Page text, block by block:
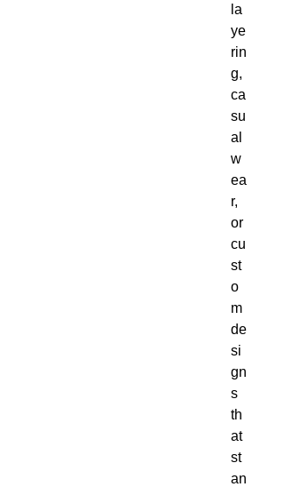
la
ye
rin
g,
ca
su
al
w
ea
r,
or
cu
st
o
m
de
si
gn
s
th
at
st
an